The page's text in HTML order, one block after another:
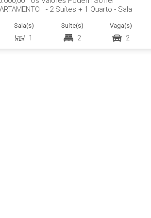
1
Sala(s)
2
Suíte(s)
2
Vaga(s)
- 2 Suítes + 1 Quarto - Sala
Garagem - 162...